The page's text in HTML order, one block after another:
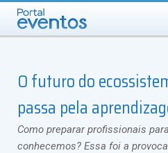
SÁBADO, 8 DE AGOSTO DE 2026
O futuro do
passa pela
Como preparar profissionais
conhecemos? Essa foi a